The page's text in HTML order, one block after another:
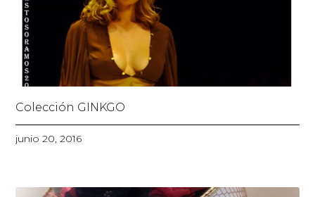
Colección GINKGO
junio 20, 2016